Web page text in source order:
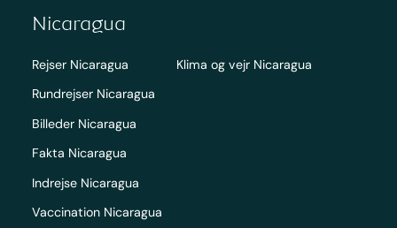
Nicaragua
Rejser Nicaragua
Rundrejser Nicaragua
Billeder Nicaragua
Fakta Nicaragua
Indrejse Nicaragua
Vaccination Nicaragua
Klima og vejr Nicaragua